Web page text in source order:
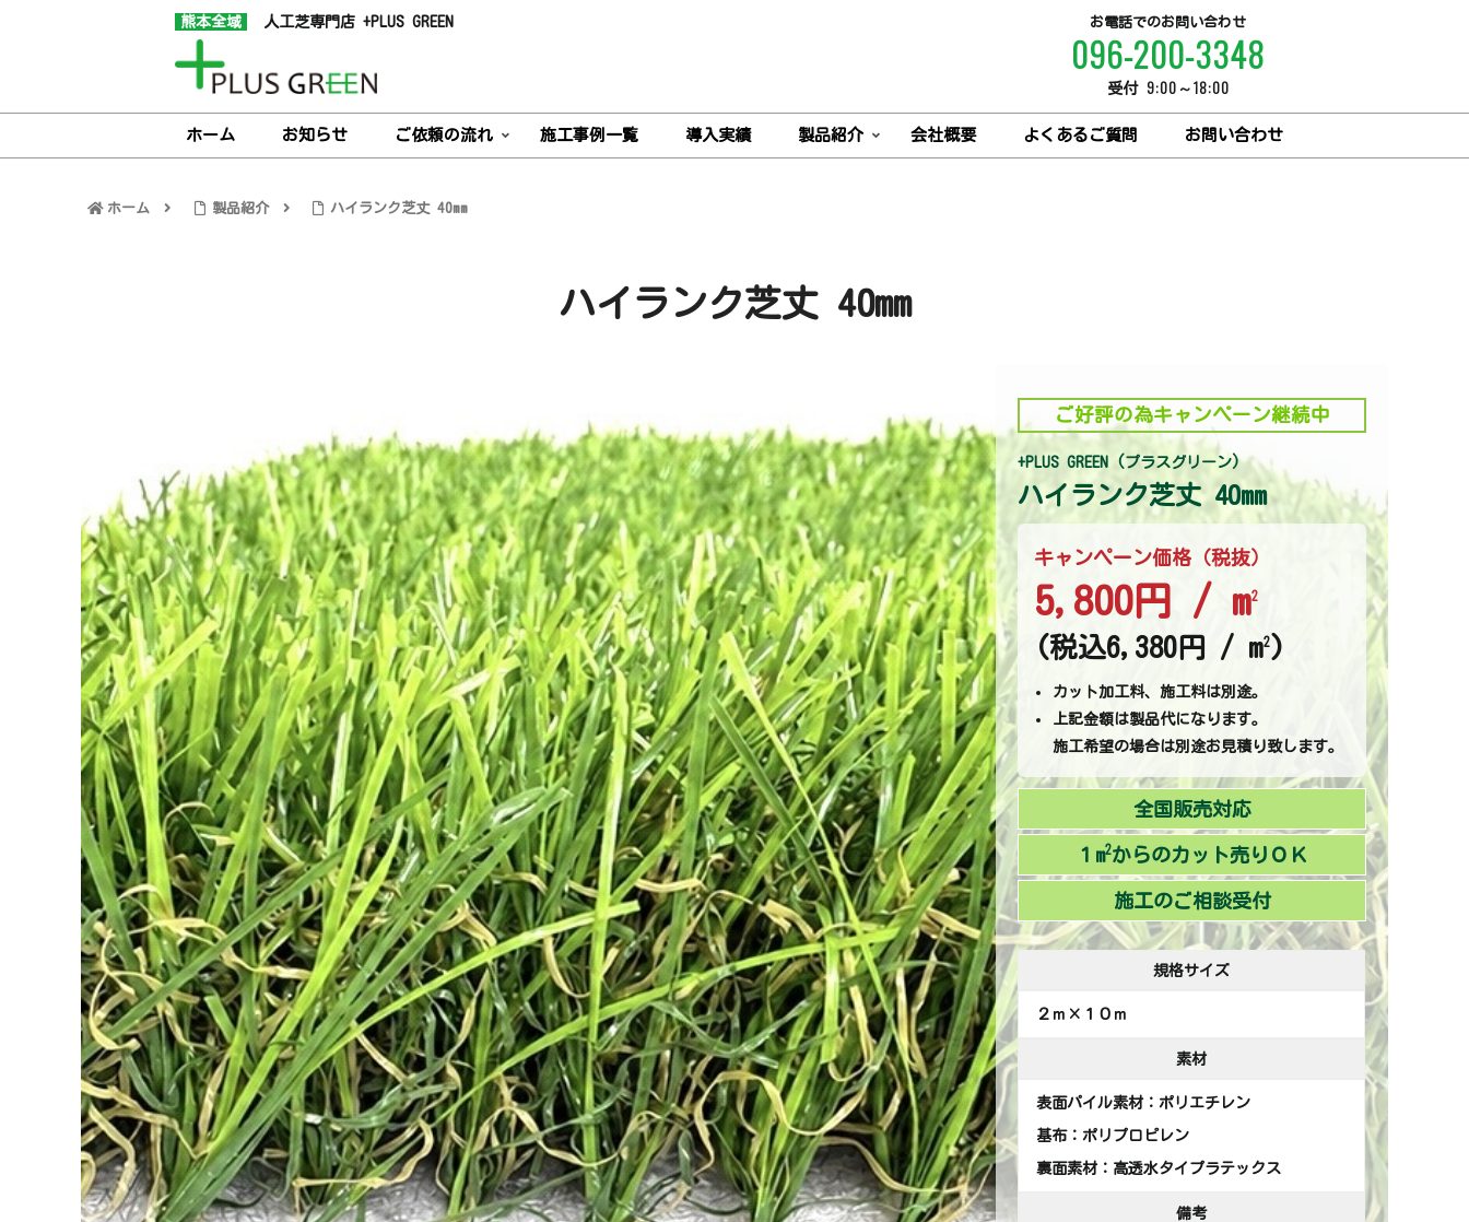
熊本全域 人工芝専門店 +PLUS GREEN お電話でのお問い合わせ
096-200-3348
受付 9:00～18:00
ホーム お知らせ ご依頼の流れ 施工事例一覧 導入実績 製品紹介 会社概要 よくあるご質問 お問い合わせ
ホーム 製品紹介 ハイランク芝丈 40mm
ハイランク芝丈 40mm
ご好評の為キャンペーン継続中
+PLUS GREEN (プラスグリーン)
ハイランク芝丈 40mm
キャンペーン価格（税抜）
5,800円 / m2
(税込6,380円 / m2 )
カット加工料、施工料は別途。
上記金額は製品代になります。
施工希望の場合は別途お見積り致します。
全国販売対応
１m2からのカット売りＯＫ
施工のご相談受付
規格サイズ
２ｍ×１０ｍ
素材
表面パイル素材：ポリエチレン
基布：ポリプロピレン
裏面素材：高透水タイプラテックス
備考